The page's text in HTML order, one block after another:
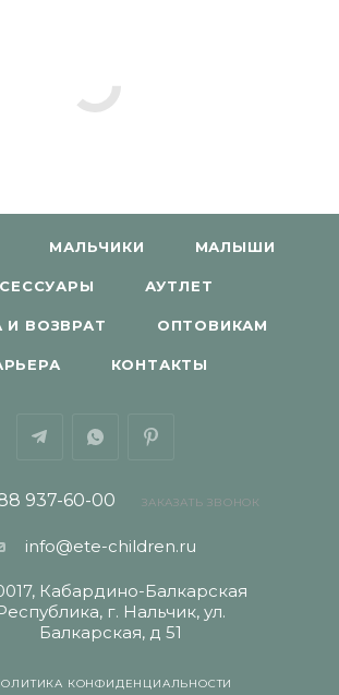
МАЛЬЧИКИ МАЛЫШИ
АУТЛЕТ
И ВОЗВРАТ ОПТОВИКАМ
КОНТАКТЫ
937-60-00 ЗАКАЗАТЬ ЗВОНОК
info@ete-children.ru
Кабардино-Балкарская
г. Нальчик, ул.
Балкарская, д 51
КОНФИДЕНЦИАЛЬНОСТИ